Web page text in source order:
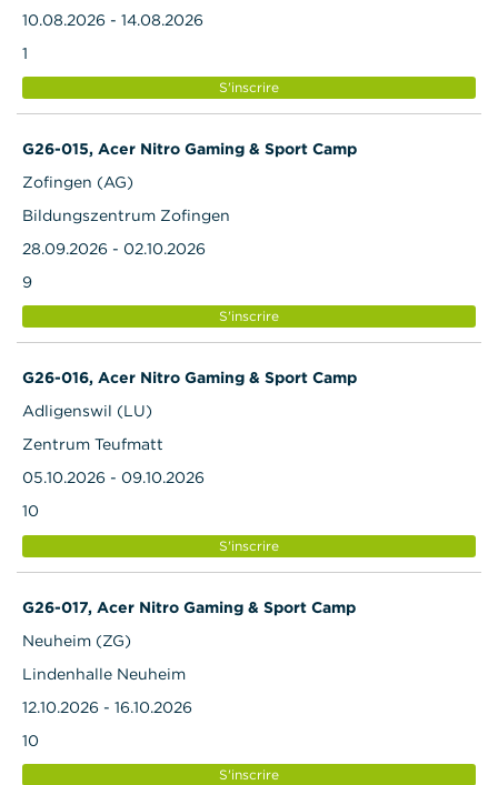
10.08.2026 - 14.08.2026
1
S'inscrire
G26-015, Acer Nitro Gaming & Sport Camp
Zofingen (AG)
Bildungszentrum Zofingen
28.09.2026 - 02.10.2026
9
S'inscrire
G26-016, Acer Nitro Gaming & Sport Camp
Adligenswil (LU)
Zentrum Teufmatt
05.10.2026 - 09.10.2026
10
S'inscrire
G26-017, Acer Nitro Gaming & Sport Camp
Neuheim (ZG)
Lindenhalle Neuheim
12.10.2026 - 16.10.2026
10
S'inscrire